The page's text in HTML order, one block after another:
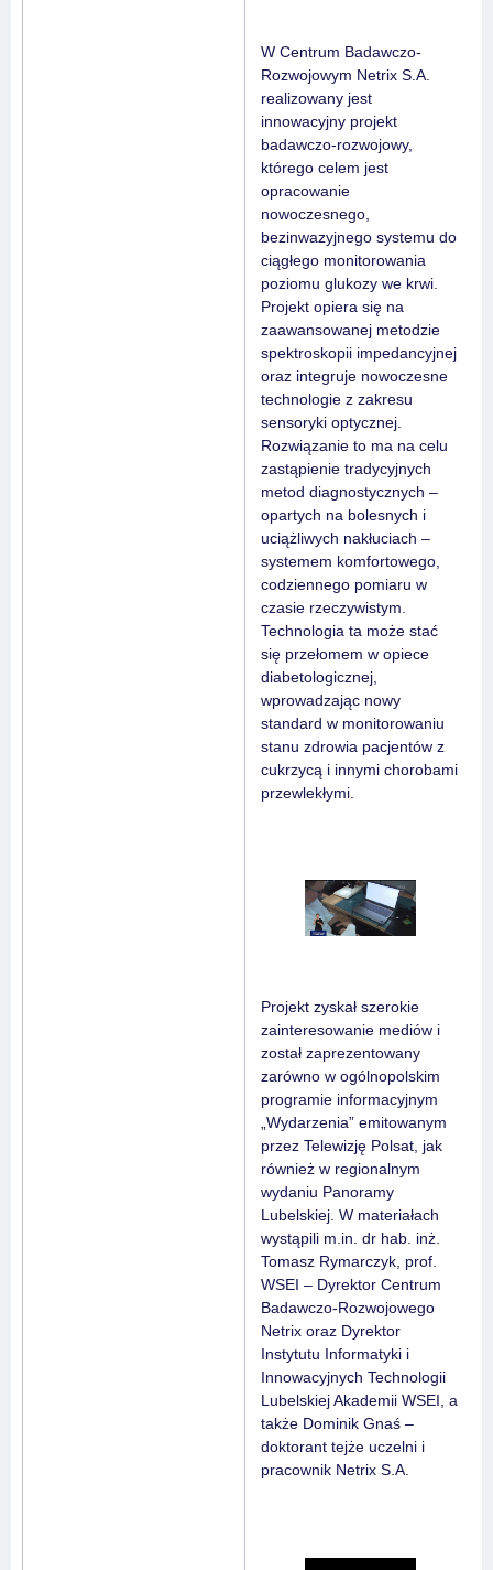
W Centrum Badawczo-
Rozwojowym Netrix S.A.
realizowany jest
innowacyjny projekt
badawczo-rozwojowy,
którego celem jest
opracowanie
nowoczesnego,
bezinwazyjnego systemu do
ciągłego monitorowania
poziomu glukozy we krwi.
Projekt opiera się na
zaawansowanej metodzie
spektroskopii impedancyjnej
oraz integruje nowoczesne
technologie z zakresu
sensoryki optycznej.
Rozwiązanie to ma na celu
zastąpienie tradycyjnych
metod diagnostycznych –
opartych na bolesnych i
uciążliwych nakłuciach –
systemem komfortowego,
codziennego pomiaru w
czasie rzeczywistym.
Technologia ta może stać
się przełomem w opiece
diabetologicznej,
wprowadzając nowy
standard w monitorowaniu
stanu zdrowia pacjentów z
cukrzycą i innymi chorobami
przewlekłymi.
Projekt zyskał szerokie
zainteresowanie mediów i
został zaprezentowany
zarówno w ogólnopolskim
programie informacyjnym
„Wydarzenia” emitowanym
przez Telewizję Polsat, jak
również w regionalnym
wydaniu Panoramy
Lubelskiej. W materiałach
wystąpili m.in. dr hab. inż.
Tomasz Rymarczyk, prof.
WSEI – Dyrektor Centrum
Badawczo-Rozwojowego
Netrix oraz Dyrektor
Instytutu Informatyki i
Innowacyjnych Technologii
Lubelskiej Akademii WSEI, a
także Dominik Gnaś –
doktorant tejże uczelni i
pracownik Netrix S.A.